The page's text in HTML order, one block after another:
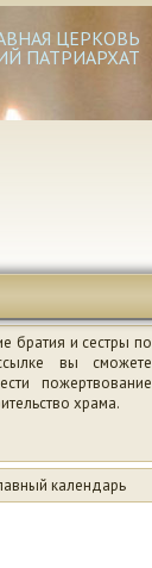
ЦЕРКОВЬ
ПАТРИАРХАТ
братия и сестры по
вы сможете
пожертвование
храма.
календарь